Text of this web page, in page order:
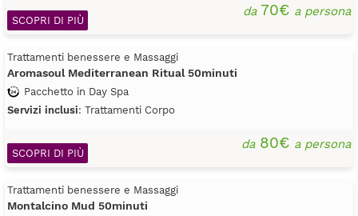
da70€ a persona
SCOPRI DI PIÙ
Trattamenti benessere e Massaggi
Aromasoul Mediterranean Ritual 50minuti
Pacchetto in Day Spa
Servizi inclusi: Trattamenti Corpo
da80€ a persona
SCOPRI DI PIÙ
Trattamenti benessere e Massaggi
Montalcino Mud 50minuti